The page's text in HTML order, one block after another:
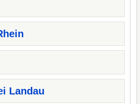
Landau